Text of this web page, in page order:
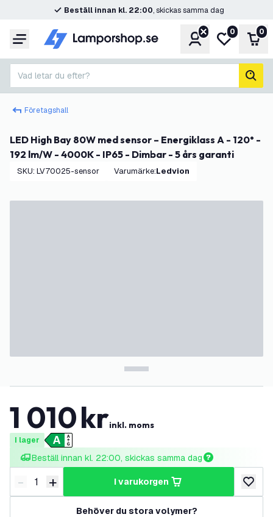
Beställ innan kl. 22:00, skickas samma dag
Meny KontoMin0 0
Vad letar du efter?
sök
Företagshall
LED High Bay 80W med sensor – Energiklass A - 120° -
192 lm/W - 4000K - IP65 - Dimbar - 5 års garanti
SKU: LV70025-sensor Varumärke: Ledvion
1 010krinkl. moms
I lager
Beställ innan kl. 22:00, skickas samma dag
Minska antal
- Öka antal
+ i varukorgen
lägg
Behöver du stora volymer?